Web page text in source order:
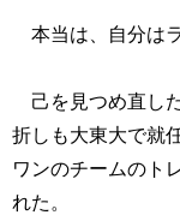
本当は、自分は
己を見つめ直し
折しも大東大で就
ワンのチームのト
れた。